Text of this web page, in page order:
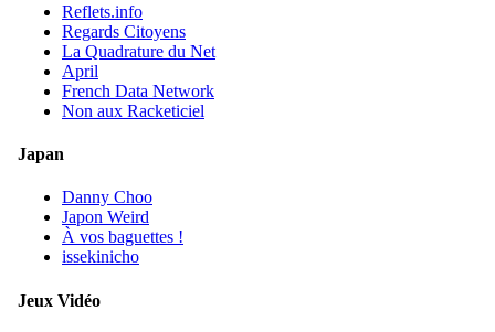
Reflets.info
Regards Citoyens
La Quadrature du Net
April
French Data Network
Non aux Racketiciel
Japan
Danny Choo
Japon Weird
À vos baguettes !
issekinicho
Jeux Vidéo